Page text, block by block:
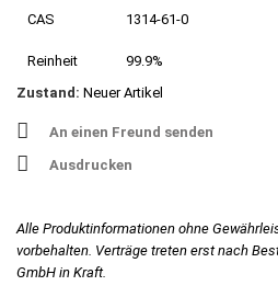
CAS 1314-61-0
Reinheit
99.9%
Zustand: Neuer Artikel
An einen Freund senden
Ausdrucken
Alle Produktinformationen ohne
vorbehalten. Verträge treten erst nach
GmbH in Kraft.